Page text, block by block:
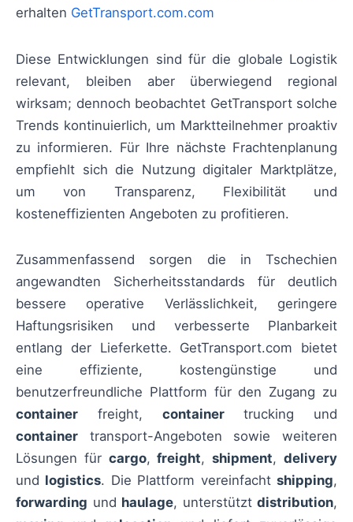
erhalten GetTransport.com.com
Diese Entwicklungen sind für die globale Logistik
relevant, bleiben aber überwiegend regional
wirksam; dennoch beobachtet GetTransport solche
Trends kontinuierlich, um Marktteilnehmer proaktiv
zu informieren. Für Ihre nächste Frachtenplanung
empfiehlt sich die Nutzung digitaler Marktplätze,
um von Transparenz, Flexibilität und
kosteneffizienten Angeboten zu profitieren.
Zusammenfassend sorgen die in Tschechien
angewandten Sicherheitsstandards für deutlich
bessere operative Verlässlichkeit, geringere
Haftungsrisiken und verbesserte Planbarkeit
entlang der Lieferkette. GetTransport.com bietet
eine effiziente, kostengünstige und
benutzerfreundliche Plattform für den Zugang zu
container freight, containertrucking und
container transport-Angeboten sowie weiteren
Lösungen für cargo,freight,shipment,delivery
und logistics. Die Plattform vereinfachtshipping,
forwarding und haulage, unterstützt distribution,